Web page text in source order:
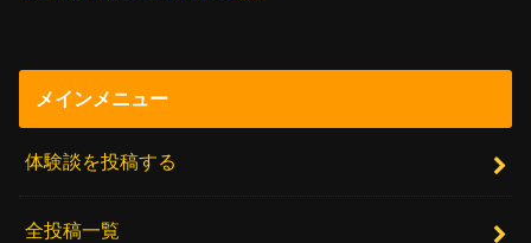
メインメニュー
体験談を投稿する
全投稿一覧